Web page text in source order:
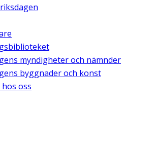
myndigheter och nämnder
byggnader och konst
oss